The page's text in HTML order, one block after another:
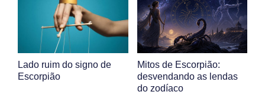
Lado ruim do signo de
Escorpião
Mitos de Escorpião:
desvendando as lendas
do zodíaco